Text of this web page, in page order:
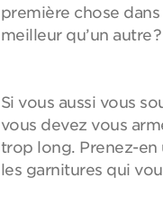
première chose
meilleur qu’un autre
Si vous aussi vous
vous devez vous
trop long. Prenez-en
les garnitures qui